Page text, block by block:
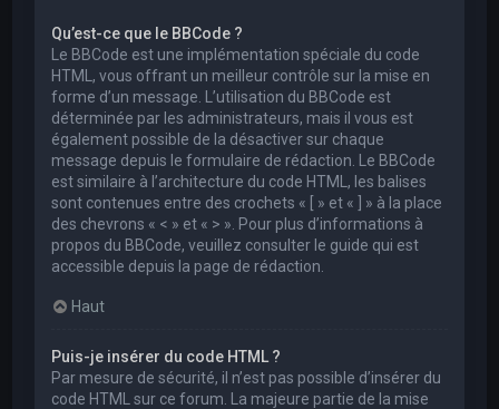
Qu’est-ce que le BBCode ?
Le BBCode est une implémentation spéciale du code
HTML, vous offrant un meilleur contrôle sur la mise en
forme d’un message. L’utilisation du BBCode est
déterminée par les administrateurs, mais il vous est
également possible de la désactiver sur chaque
message depuis le formulaire de rédaction. Le BBCode
est similaire à l’architecture du code HTML, les balises
sont contenues entre des crochets « [ » et « ] » à la place
des chevrons « < » et « > ». Pour plus d’informations à
propos du BBCode, veuillez consulter le guide qui est
accessible depuis la page de rédaction.
Haut
Puis-je insérer du code HTML ?
Par mesure de sécurité, il n’est pas possible d’insérer du
code HTML sur ce forum. La majeure partie de la mise